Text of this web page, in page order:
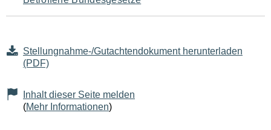
Seiteninhalt
Stellungnahme-/Gutachtendokument herunterladen
(PDF)
Inhalt dieser Seite melden
(Mehr Informationen)